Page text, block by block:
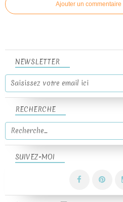
Ajouter un commentaire
NEWSLETTER
SUIVEZ-MOI
RECHERCHE